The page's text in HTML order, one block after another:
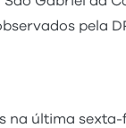
pela
última